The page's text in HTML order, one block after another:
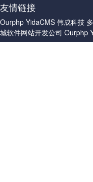
友情链接
Ourphp YidaCMS 伟成科技
城软件网站开发公司 Ourphp